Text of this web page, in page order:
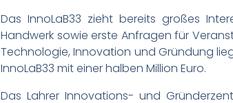
Das InnoLaB33 zieht bereits großes
Handwerk sowie erste Anfragen für
Technologie, Innovation und Gründung
InnoLaB33 mit einer halben Million Euro.
Das Lahrer Innovations- und